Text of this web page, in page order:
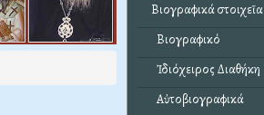
Βιογραφικά στοιχεῖα
Βιογραφικό
Ἰδιόχειρος Διαθήκη
Αὐτοβιογραφικά